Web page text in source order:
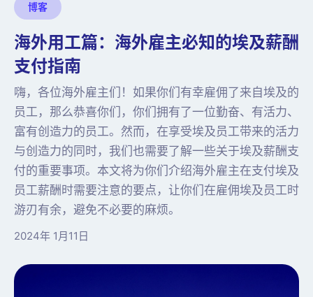
博客
海外用工篇：海外雇主必知的埃及薪酬
支付指南
嗨，各位海外雇主们！如果你们有幸雇佣了来自埃及的
员工，那么恭喜你们，你们拥有了一位勤奋、有活力、
富有创造力的员工。然而，在享受埃及员工带来的活力
与创造力的同时，我们也需要了解一些关于埃及薪酬支
付的重要事项。本文将为你们介绍海外雇主在支付埃及
员工薪酬时需要注意的要点，让你们在雇佣埃及员工时
游刃有余，避免不必要的麻烦。
2024年 1月11日